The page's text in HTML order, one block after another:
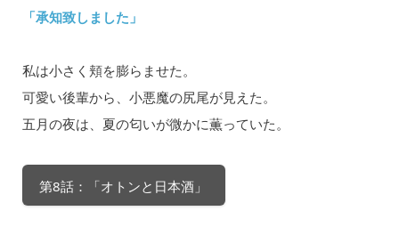
「承知致しました」
私は小さく頬を膨らませた。
可愛い後輩から、小悪魔の尻尾が見えた。
五月の夜は、夏の匂いが微かに薫っていた。
第8話：「オトンと日本酒」